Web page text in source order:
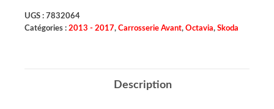
UGS : 7832064
Catégories : 2013 - 2017, Carrosserie Avant, Octavia, Skoda
Description